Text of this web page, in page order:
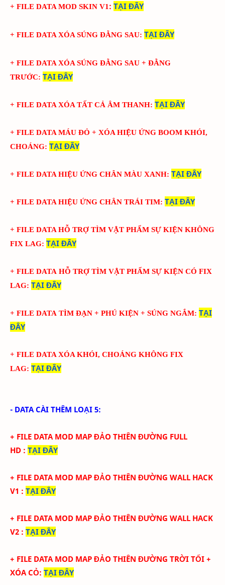
+ FILE DATA MOD SKIN V1 : TẠI ĐÂY
+ FILE DATA XÓA SÚNG ĐẰNG SAU: TẠI ĐÂY
+ FILE DATA XÓA SÚNG ĐẰNG SAU + ĐẰNG
TRƯỚC: TẠI ĐÂY
+ FILE DATA XÓA TẤT CẢ ÂM THANH: TẠI ĐÂY
+ FILE DATA MÁU ĐỎ + XÓA HIỆU ỨNG BOOM KHÓI,
CHOÁNG: TẠI ĐÂY
+ FILE DATA HIỆU ỨNG CHÂN MÀU XANH: TẠI ĐÂY
+ FILE DATA HIỆU ỨNG CHÂN TRÁI TIM: TẠI ĐÂY
+ FILE DATA HỖ TRỢ TÌM VẬT PHẨM SỰ KIỆN KHÔNG
FIX LAG: TẠI ĐÂY
+ FILE DATA HỖ TRỢ TÌM VẬT PHẨM SỰ KIỆN CÓ FIX
LAG: TẠI ĐÂY
+ FILE DATA TÌM ĐẠN + PHÚ KIỆN + SÚNG NGẮM: TẠI
ĐÂY
+ FILE DATA XÓA KHÓI, CHOÁNG KHÔNG FIX
LAG: TẠI ĐÂY
- DATA CÀI THÊM LOẠI 5:
+ FILE DATA MOD MAP ĐẢO THIÊN ĐƯỜNG FULL
HD : TẠI ĐÂY
+ FILE DATA MOD MAP ĐẢO THIÊN ĐƯỜNG WALL HACK
V1 : TẠI ĐÂY
+ FILE DATA MOD MAP ĐẢO THIÊN ĐƯỜNG WALL HACK
V2 : TẠI ĐÂY
+ FILE DATA MOD MAP ĐẢO THIÊN ĐƯỜNG TRỜI TỐI +
XÓA CỎ: TẠI ĐÂY